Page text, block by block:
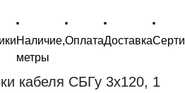
Наличие,
метры
ОплатаДоставка
кабеля СБГу 3х120, 1